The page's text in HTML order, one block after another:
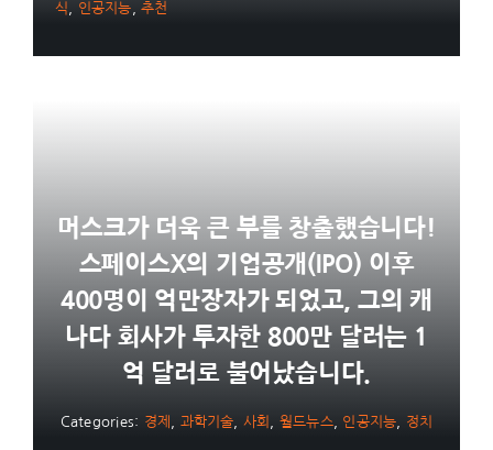
식
인공지능 ,추천
머스크가 더욱 큰 부를 창출했습니다!
스페이스X의 기업공개(IPO) 이후
400명이 억만장자가 되었고, 그의 캐
나다 회사가 투자한 800만 달러는 1
억 달러로 불어났습니다.
Categories: 경제 과학기술 사회 월드뉴스, 인공지능 정치